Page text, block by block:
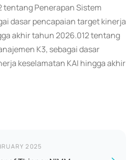
tentang Penerapan Sistem
dasar pencapaian target kinerja
akhir tahun 2026.012 tentang
K3, sebagai dasar
keselamatan KAI hingga akhir
2025